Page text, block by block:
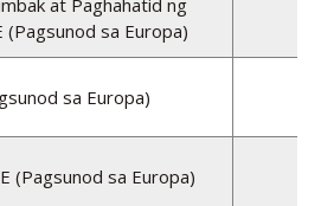
(Pagsunod sa Europa)
sa Europa)
(Pagsunod sa Europa)